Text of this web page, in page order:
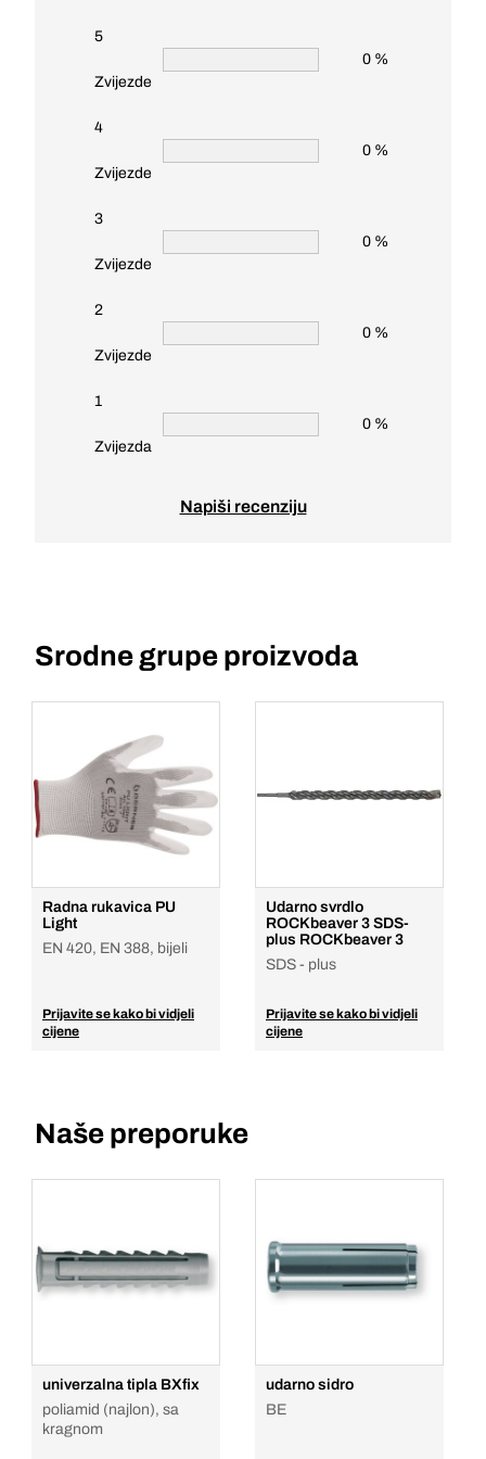
5
Zvijezde
0 %
4
Zvijezde
0 %
3
Zvijezde
0 %
2
Zvijezde
0 %
1
Zvijezda
0 %
Napiši recenziju
Srodne grupe proizvoda
Radna rukavica PU
Light
EN 420, EN 388, bijeli
Prijavite se kako bi vidjeli
cijene
Udarno svrdlo
ROCKbeaver 3 SDS-
plus ROCKbeaver 3
SDS - plus
Prijavite se kako bi vidjeli
cijene
Naše preporuke
univerzalna tipla BXfix
poliamid (najlon), sa
kragnom
udarno sidro
BE